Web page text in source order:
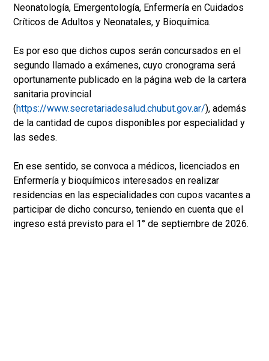
Neonatología, Emergentología, Enfermería en Cuidados
Críticos de Adultos y Neonatales, y Bioquímica.
Es por eso que dichos cupos serán concursados en el
segundo llamado a exámenes, cuyo cronograma será
oportunamente publicado en la página web de la cartera
sanitaria provincial
(https://www.secretariadesalud.chubut.gov.ar/), además
de la cantidad de cupos disponibles por especialidad y
las sedes.
En ese sentido, se convoca a médicos, licenciados en
Enfermería y bioquímicos interesados en realizar
residencias en las especialidades con cupos vacantes a
participar de dicho concurso, teniendo en cuenta que el
ingreso está previsto para el 1° de septiembre de 2026.